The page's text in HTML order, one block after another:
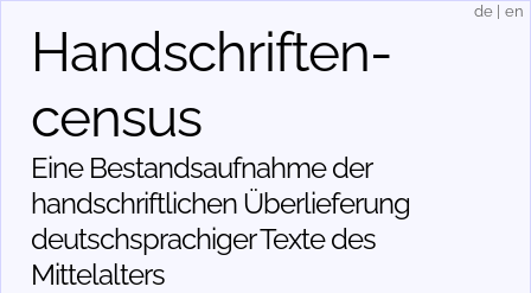
Handschriften­
census
Eine Bestandsaufnahme der
handschriftlichen Über­lieferung
deutschsprachiger Texte des
Mittelalters
de en